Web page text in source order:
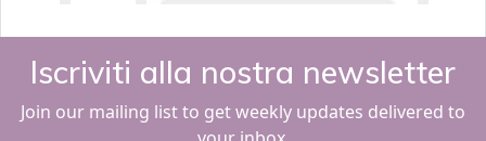
Iscriviti alla nostra newsletter
Join our mailing list to get weekly updates delivered to